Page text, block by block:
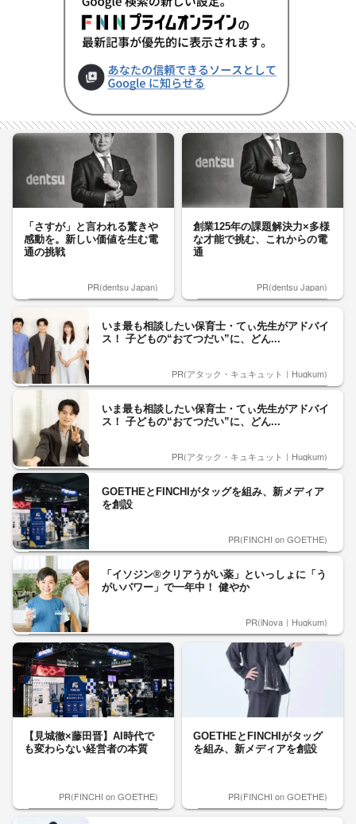
「さすが」と言われる驚きや
感動を。新しい価値を生む電
通の挑戦
PR(dentsu Japan)
創業125年の課題解決力×多様
な才能で挑む、これからの電
通
PR(dentsu Japan)
いま最も相談したい保育士・てぃ先生がアドバイ
ス！ 子どもの“おてつだい”に、どん...
PR(アタック・キュキュット｜Hugkum)
いま最も相談したい保育士・てぃ先生がアドバイ
ス！ 子どもの“おてつだい”に、どん...
PR(アタック・キュキュット｜Hugkum)
GOETHEとFINCHIがタッグを組み、新メディア
を創設
PR(FINCHI on GOETHE)
「イソジン®クリアうがい薬」といっしょに「う
がいパワー」で一年中！ 健やか
PR(iNova｜Hugkum)
【見城徹×藤田晋】AI時代で
も変わらない経営者の本質
PR(FINCHI on GOETHE)
GOETHEとFINCHIがタッグ
を組み、新メディアを創設
PR(FINCHI on GOETHE)